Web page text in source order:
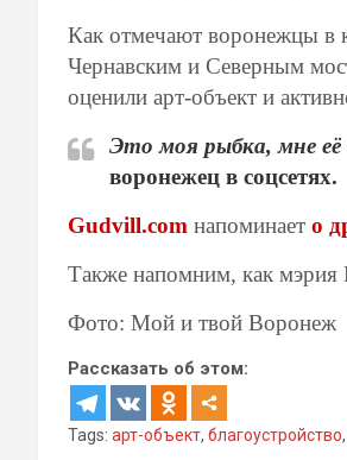
Как отмечают воронежцы в
Чернавским и Северным
оценили арт-объект и
Это моя рыбка, мне
воронежец в соцсетях.
Gudvill.com напоминает о
Также напомним, как мэрия
Фото: Мой и твой Воронеж
Рассказать об этом:
Tags: арт-объект, благоустройство,